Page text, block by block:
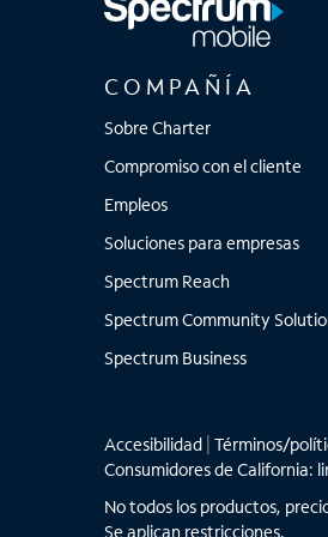
COMPAÑÍA
Sobre Charter
Compromiso con el cliente
Empleos
Soluciones para empresas
Spectrum Reach
Spectrum Community
Spectrum Business
Accesibilidad Términos/
Consumidores de California:
No todos los productos,
Se aplican restricciones.